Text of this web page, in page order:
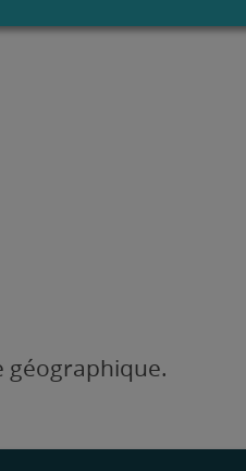
géographique.